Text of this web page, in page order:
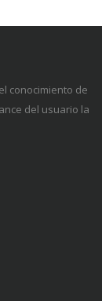
conocimiento de
del usuario la